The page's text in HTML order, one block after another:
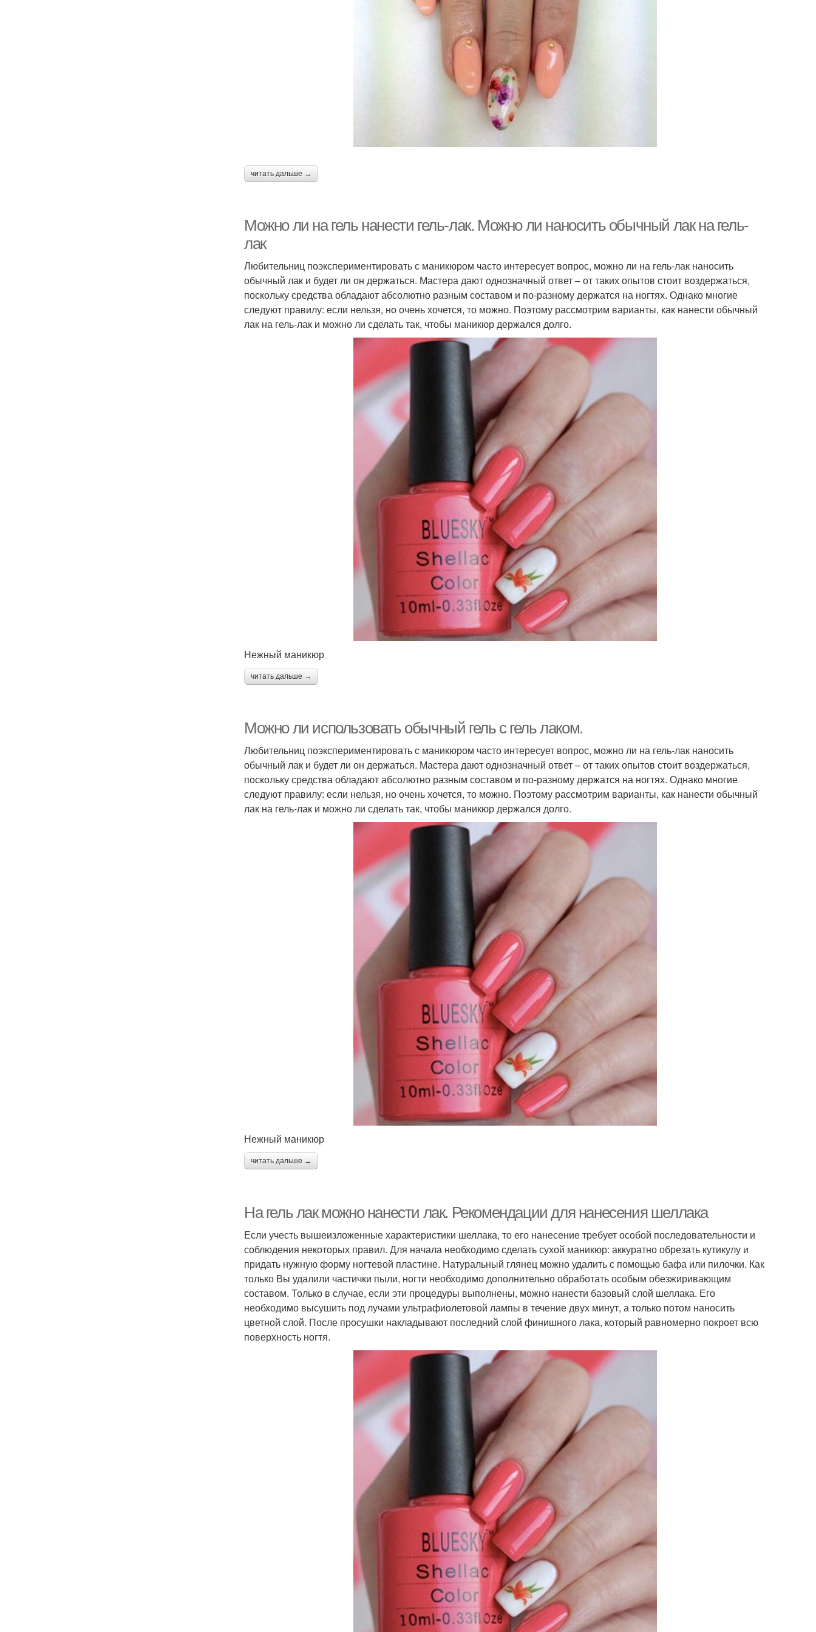
читать дальше →
Можно ли на гель нанести гель-лак. Можно ли наносить обычный лак на гель-
лак
Любительниц поэкспериментировать с маникюром часто интересует вопрос, можно ли на гель-лак наносить
обычный лак и будет ли он держаться. Мастера дают однозначный ответ – от таких опытов стоит воздержаться,
поскольку средства обладают абсолютно разным составом и по-разному держатся на ногтях. Однако многие
следуют правилу: если нельзя, но очень хочется, то можно. Поэтому рассмотрим варианты, как нанести обычный
лак на гель-лак и можно ли сделать так, чтобы маникюр держался долго.
Нежный маникюр
читать дальше →
Можно ли использовать обычный гель с гель лаком.
Любительниц поэкспериментировать с маникюром часто интересует вопрос, можно ли на гель-лак наносить
обычный лак и будет ли он держаться. Мастера дают однозначный ответ – от таких опытов стоит воздержаться,
поскольку средства обладают абсолютно разным составом и по-разному держатся на ногтях. Однако многие
следуют правилу: если нельзя, но очень хочется, то можно. Поэтому рассмотрим варианты, как нанести обычный
лак на гель-лак и можно ли сделать так, чтобы маникюр держался долго.
Нежный маникюр
читать дальше →
На гель лак можно нанести лак. Рекомендации для нанесения шеллака
Если учесть вышеизложенные характеристики шеллака, то его нанесение требует особой последовательности и
соблюдения некоторых правил. Для начала необходимо сделать сухой маникюр: аккуратно обрезать кутикулу и
придать нужную форму ногтевой пластине. Натуральный глянец можно удалить с помощью бафа или пилочки. Как
только Вы удалили частички пыли, ногти необходимо дополнительно обработать особым обезжиривающим
составом. Только в случае, если эти процедуры выполнены, можно нанести базовый слой шеллака. Его
необходимо высушить под лучами ультрафиолетовой лампы в течение двух минут, а только потом наносить
цветной слой. После просушки накладывают последний слой финишного лака, который равномерно покроет всю
поверхность ногтя.